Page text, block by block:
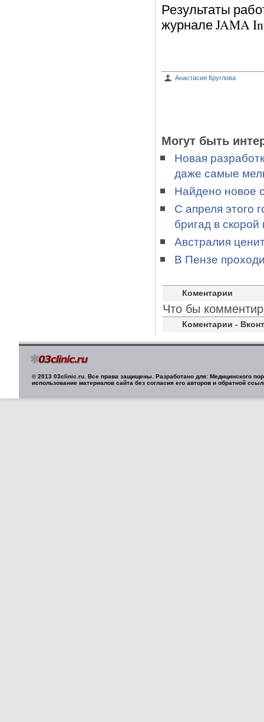
Результаты
журнале JAMA
Анастасия Круглова
Могут быть
Новая
даже самые
Найдено новое
С апреля этого
бригад в
Австралия
В Пензе
Коментарии
Что бы
Коментарии -
© 2013 03clinic.ru. Все права защищены. Разработано для: Медицинского
использование материалов сайта без согласия его авторов и обратной